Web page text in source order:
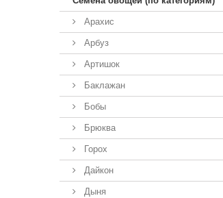
Арахис
Арбуз
Артишок
Баклажан
Бобы
Брюква
Горох
Дайкон
Дыня